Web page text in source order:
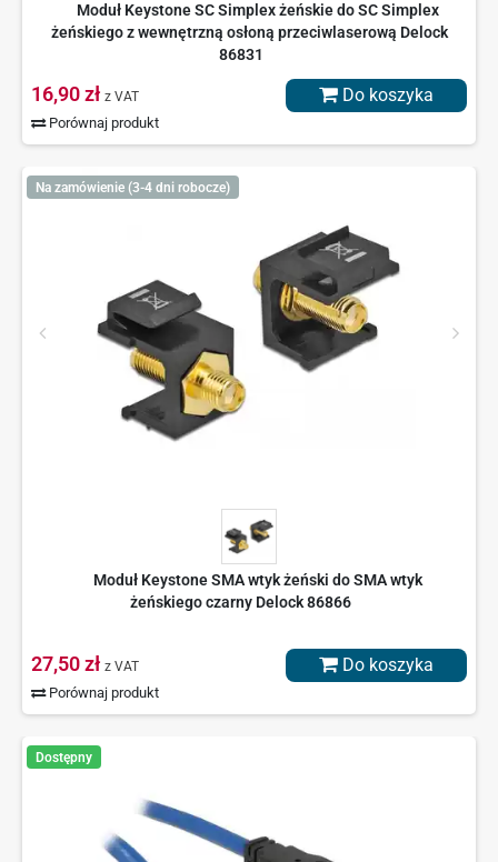
Moduł Keystone SC Simplex żeńskie do SC Simplex
żeńskiego z wewnętrzną osłoną przeciwlaserową Delock
86831
16,90 zł z VAT
Porównaj produkt
Do koszyka
Na zamówienie (3-4 dni robocze)
Moduł Keystone SMA wtyk żeński do SMA wtyk
żeńskiego czarny Delock 86866
27,50 zł z VAT
Porównaj produkt
Do koszyka
Dostępny